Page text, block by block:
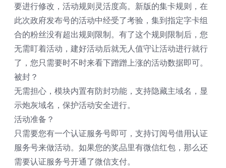
要进行修改，活动规则灵活度高。新版的集卡规则，在
此次政府发布号的活动中经受了考验，集到指定字卡组
合的粉丝没有超出规则限制。有了这个规则限制后，您
无需盯着活动，建好活动后就无人值守让活动进行就行
了，您只需要时不时来看下蹭蹭上涨的活动数据即可。
被封？
无需担心，模块内置有防封功能，支持隐藏主域名，显
示炮灰域名，保护活动安全进行。
活动准备？
只需要您有一个认证服务号即可，支持订阅号借用认证
服务号来做活动。如果您的奖品里有微信红包，那么还
需要认证服务号开通了微信支付。